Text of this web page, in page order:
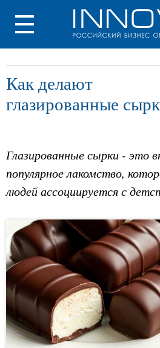
Как делают
глазированные
Глазированные сырки - это
популярное лакомство,
людей ассоциируется с